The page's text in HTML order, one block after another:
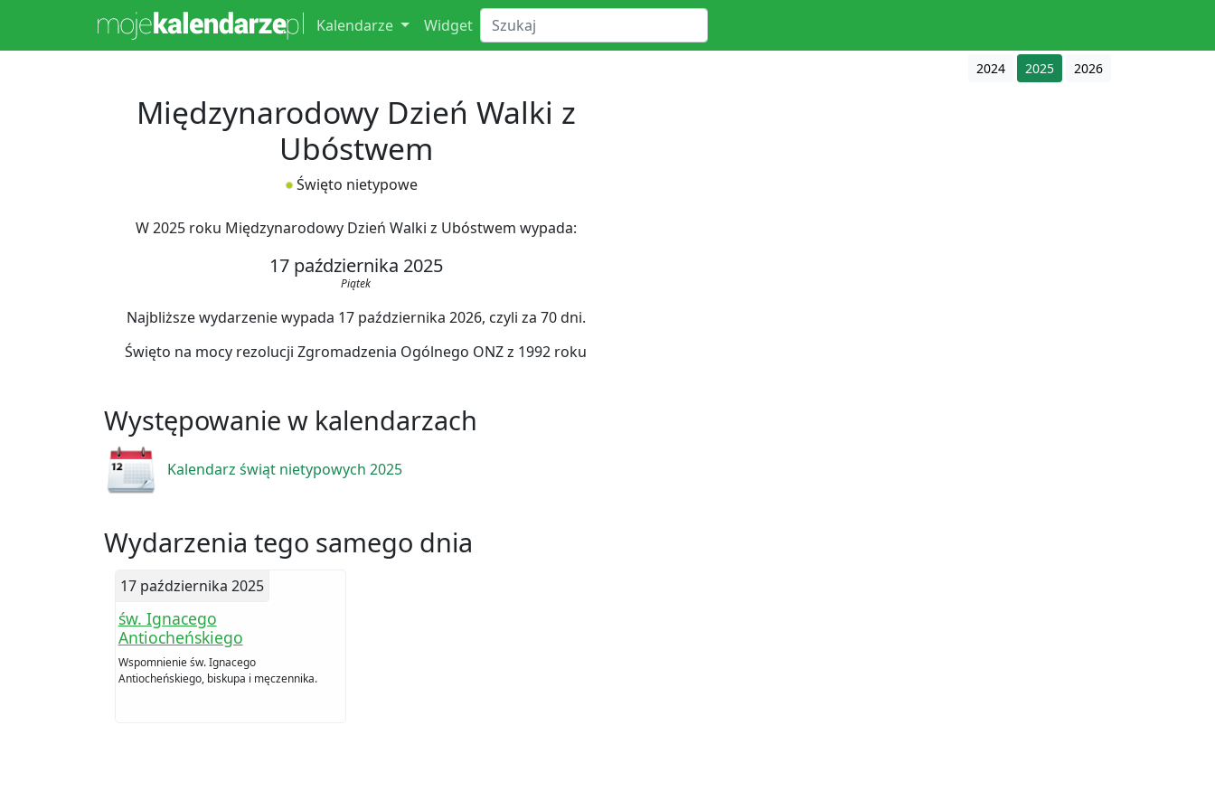
Kalendarze Widget
2024 2025 2026
Międzynarodowy Dzień Walki z
Ubóstwem
Święto nietypowe
W 2025 roku Międzynarodowy Dzień Walki z Ubóstwem wypada:
17 października 2025
Piątek
Najbliższe wydarzenie wypada 17 października 2026, czyli za 70 dni.
Święto na mocy rezolucji Zgromadzenia Ogólnego ONZ z 1992 roku
Występowanie w kalendarzach
Kalendarz świąt nietypowych 2025
Wydarzenia tego samego dnia
17 października 2025
św. Ignacego
Antiocheńskiego
Wspomnienie św. Ignacego
Antiocheńskiego, biskupa i męczennika.